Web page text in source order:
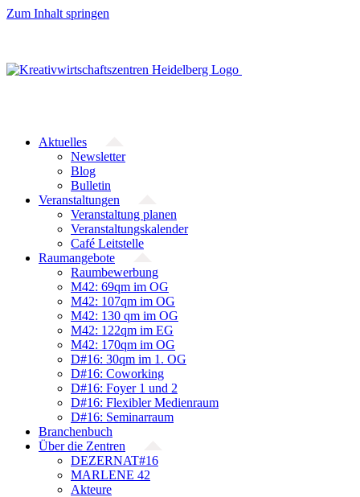
Zum Inhalt springen
Aktuelles
Newsletter
Blog
Bulletin
Veranstaltungen
Veranstaltung planen
Veranstaltungskalender
Café Leitstelle
Raumangebote
Raumbewerbung
M42: 69qm im OG
M42: 107qm im OG
M42: 130 qm im OG
M42: 122qm im EG
M42: 170qm im OG
D#16: 30qm im 1. OG
D#16: Coworking
D#16: Foyer 1 und 2
D#16: Flexibler Medienraum
D#16: Seminarraum
Branchenbuch
Über die Zentren
DEZERNAT#16
MARLENE 42
Akteure